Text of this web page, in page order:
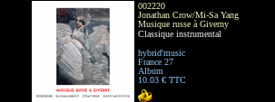
002220
Jonathan Crow/Mi-Sa Yang
Musique russe à Giverny
Classique instrumental
hybrid'music
France 27
Album
10.03 € TTC